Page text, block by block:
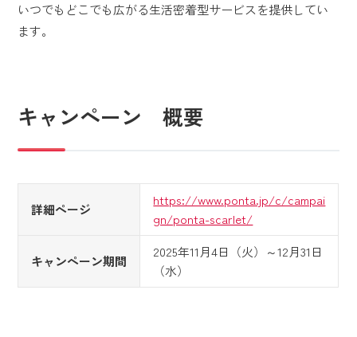
いつでもどこでも広がる生活密着型サービスを提供してい
ます。
キャンペーン 概要
詳細ページ
https://www.ponta.jp/c/campai
gn/ponta-scarlet/
キャンペーン期間
2025年11月4日（火）～12月31日
（水）